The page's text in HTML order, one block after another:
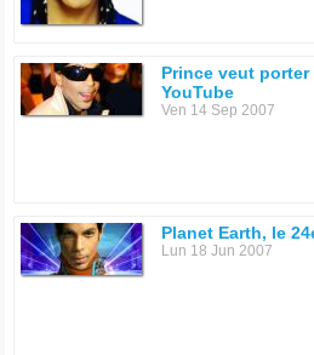
Prince veut
YouTube
Ven 14 Sep 2007
Planet Earth, le
Lun 18 Jun 2007